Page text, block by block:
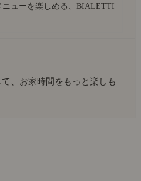
ューを楽しめる、BIALETTI
、お家時間をもっと楽しも